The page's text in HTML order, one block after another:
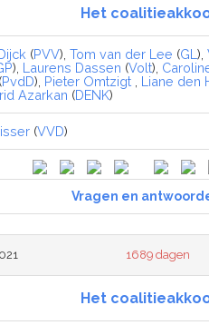
Het
(PVV), Tom van der Lee (GL ),
), Laurens Dassen (Volt),
(PvdD), Pieter Omtzigt Liane den
Azarkan (DENK)
(VVD)
Vragen en
1689 dagen
Het